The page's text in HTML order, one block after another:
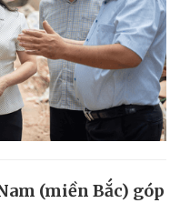
(miền Bắc) góp